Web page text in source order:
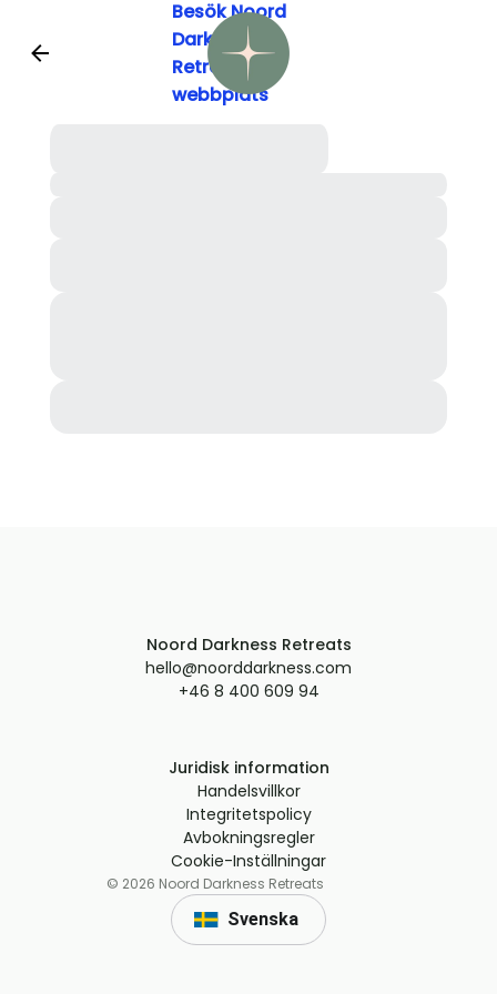
Besök Noord
Darkness
Retreatss
webbplats
Noord Darkness Retreats
hello@noorddarkness.com
+46 8 400 609 94
Juridisk information
Handelsvillkor
Integritetspolicy
Avbokningsregler
Cookie-Inställningar
© 2026 Noord Darkness Retreats
Svenska